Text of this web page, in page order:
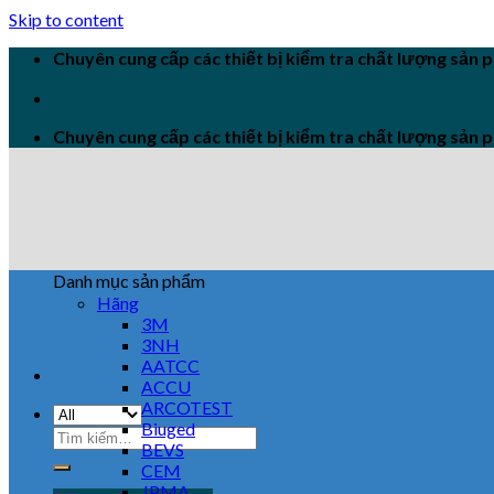
Skip to content
Chuyên cung cấp các thiết bị kiểm tra chất lượng sản
Chuyên cung cấp các thiết bị kiểm tra chất lượng sản
Danh mục sản phẩm
Hãng
3M
3NH
AATCC
ACCU
ARCOTEST
Biuged
BEVS
CEM